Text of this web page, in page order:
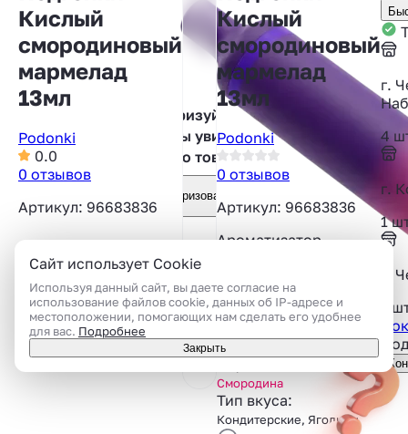
Кислый
смородиновый
мармелад
13мл
Podonki
0.0
0 отзывов
Артикул: 96683836
Авторизуйтесь,
чтобы увидеть
фото товара
Авторизоваться
Кислый
смородиновый
мармелад
13мл
Podonki
0 отзывов
Артикул: 96683836
Ароматизатор
смородинового
мармелада
Объём:
Вкус:
Смородина
Тип вкуса:
Кондитерские, Ягодный
г.
4
г.
1
г.
1
Сайт использует Cookie
Используя данный сайт, вы даете согласие на
использование файлов cookie, данных об IP-адресе и
местоположении, помогающих нам сделать его удобнее
для вас. Подробнее
Закрыть